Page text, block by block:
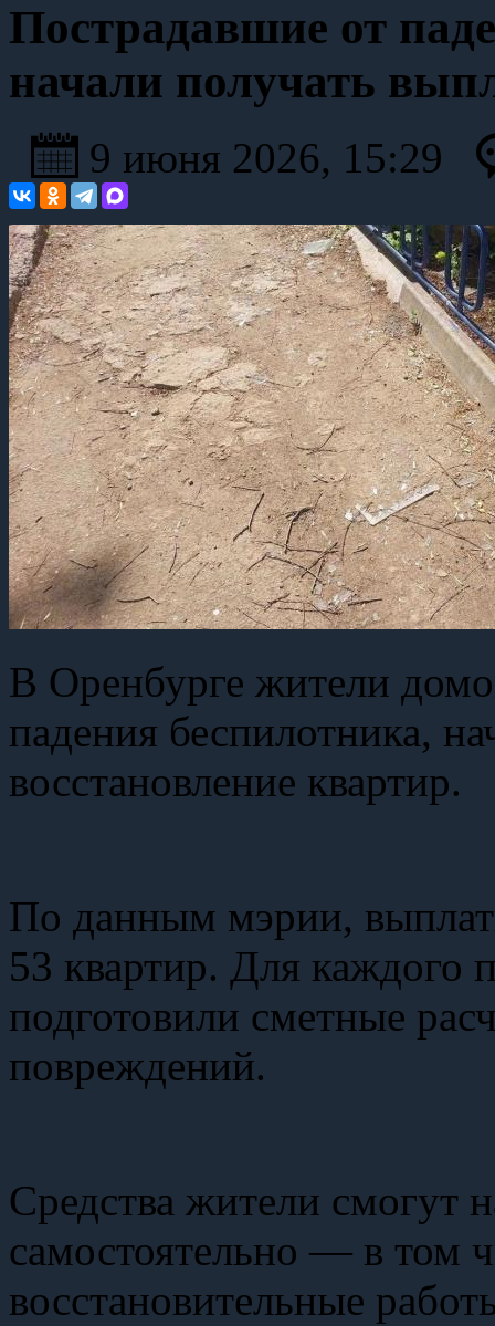
Пострадавшие от
начали получать
9 июня 2026, 15:29
В Оренбурге жители
падения беспилотника,
восстановление квартир.
По данным мэрии,
53 квартир. Для каждого
подготовили сметные
повреждений.
Средства жители смогут
самостоятельно — в том
восстановительные